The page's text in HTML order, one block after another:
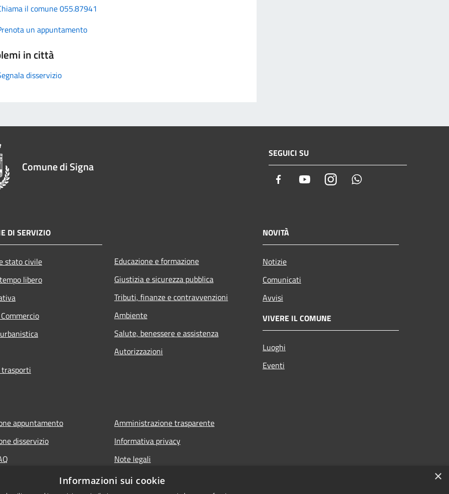
il comune 055.87941
un appuntamento
in città
disservizio
Comune di Signa
SEGUICI SU
Facebook YoutubeInstagram
DI SERVIZIO
stato civile
libero
Educazione e formazione
Giustizia e sicurezza pubblica
Tributi, finanze e contravvenzioni
Ambiente
Salute, benessere e assistenza
Autorizzazioni
NOVITÀ
Notizie
Comunicati
Avvisi
VIVERE IL COMUNE
Luoghi
Eventi
appuntamento
disservizio
Amministrazione trasparente
Informativa privacy
Note legali
Dichiarazione di accessibilità
×
Informazioni sui cookie